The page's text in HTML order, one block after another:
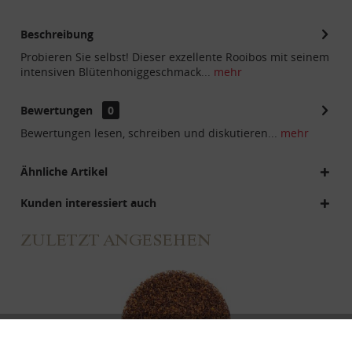
Beschreibung
Probieren Sie selbst! Dieser exzellente Rooibos mit seinem
intensiven Blütenhoniggeschmack... mehr
Bewertungen
0
Bewertungen lesen, schreiben und diskutieren... mehr
Ähnliche Artikel
Kunden interessiert auch
ZULETZT ANGESEHEN